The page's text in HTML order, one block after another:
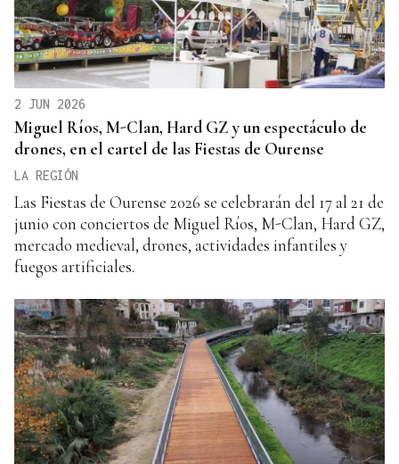
2 JUN 2026
Miguel Ríos, M-Clan, Hard GZ y un espectáculo de
drones, en el cartel de las Fiestas de Ourense
LA REGIÓN
Las Fiestas de Ourense 2026 se celebrarán del 17 al 21 de
junio con conciertos de Miguel Ríos, M-Clan, Hard GZ,
mercado medieval, drones, actividades infantiles y
fuegos artificiales.